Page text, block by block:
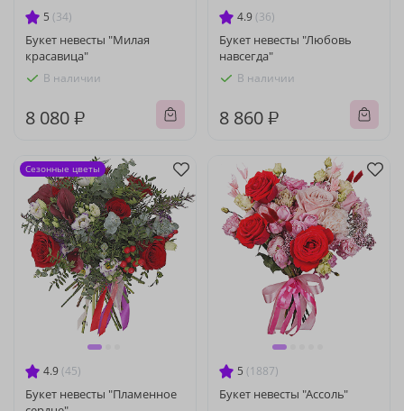
5 (34)
Букет невесты "Милая
красавица"
В наличии
8 080 ₽
4.9 (36)
Букет невесты "Любовь
навсегда"
В наличии
8 860 ₽
4.9 (45)
Букет невесты "Пламенное
Сезонные цветы
5 (1887)
Букет невесты "Ассоль"